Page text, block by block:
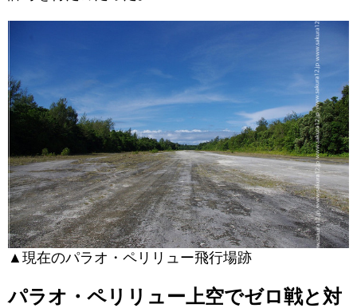
▲現在のパラオ・ペリリュー飛行場跡
パラオ・ペリリュー上空でゼロ戦と対